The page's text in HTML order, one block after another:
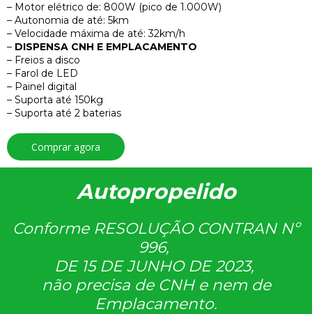
– Motor elétrico de: 800W (pico de 1.000W)
– Autonomia de até: 5km
– Velocidade máxima de até: 32km/h
– DISPENSA CNH E EMPLACAMENTO
– Freios a disco
– Farol de LED
– Painel digital
– Suporta até 150kg
– Suporta até 2 baterias
Comprar agora
Autopropelido
Conforme RESOLUÇÃO CONTRAN Nº
996,
DE 15 DE JUNHO DE 2023,
não precisa de CNH e nem de
Emplacamento.